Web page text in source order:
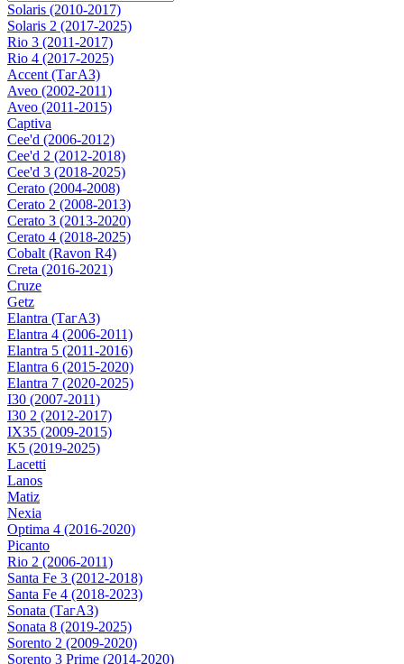
Solaris (2010-2017)
Solaris 2 (2017-2025)
Rio 3 (2011-2017)
Rio 4 (2017-2025)
Accent (ТагАЗ)
Aveo (2002-2011)
Aveo (2011-2015)
Captiva
Cee'd (2006-2012)
Cee'd 2 (2012-2018)
Cee'd 3 (2018-2025)
Cerato (2004-2008)
Cerato 2 (2008-2013)
Cerato 3 (2013-2020)
Cerato 4 (2018-2025)
Cobalt (Ravon R4)
Creta (2016-2021)
Cruze
Getz
Elantra (ТагАЗ)
Elantra 4 (2006-2011)
Elantra 5 (2011-2016)
Elantra 6 (2015-2020)
Elantra 7 (2020-2025)
I30 (2007-2011)
I30 2 (2012-2017)
IX35 (2009-2015)
K5 (2019-2025)
Lacetti
Lanos
Matiz
Nexia
Optima 4 (2016-2020)
Picanto
Rio 2 (2006-2011)
Santa Fe 3 (2012-2018)
Santa Fe 4 (2018-2023)
Sonata (ТагАЗ)
Sonata 8 (2019-2025)
Sorento 2 (2009-2020)
Sorento 3 Prime (2014-2020)